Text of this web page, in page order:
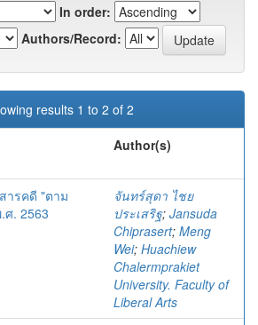
In order:
Authors/Record:
results 1 to 2 of 2
Author(s)
ารคดี "ตาม
ศ. 2563
จันทร์สุดา ไชย
ประเสริฐ; Jansuda
Chiprasert; Meng
Wei; Huachiew
Chalermprakiet
University. Faculty of
Liberal Arts